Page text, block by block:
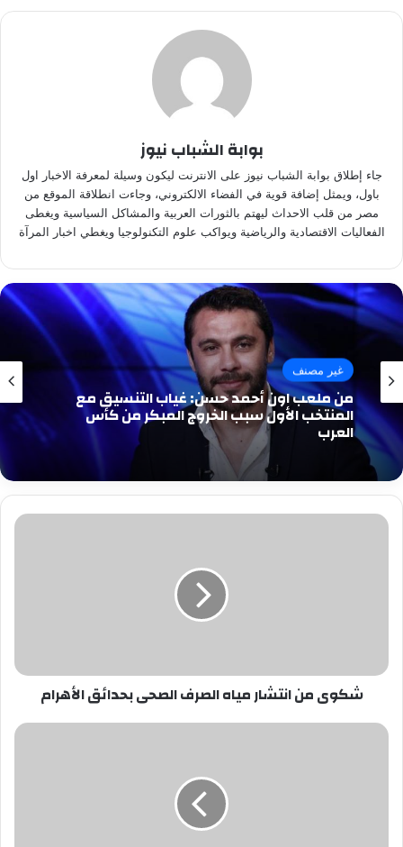
بوابة الشباب نيوز
جاء إطلاق بوابة الشباب نيوز على الانترنت ليكون وسيلة لمعرفة الاخبار اول
باول، ويمثل إضافة قوية في الفضاء الالكتروني، وجاءت انطلاقة الموقع من
مصر من قلب الاحداث ليهتم بالثورات العربية والمشاكل السياسية ويغطى
الفعاليات الاقتصادية والرياضية ويواكب علوم التكنولوجيا ويغطي اخبار المرآة
غير مصنف
من ملعب اون أحمد حسن: غياب التنسيق مع
المنتخب الأول سبب الخروج المبكر من كأس
العرب
شكوى
شكوى من انتشار مياه الصرف الصحى بحدائق الأهرام‎
بالصور..